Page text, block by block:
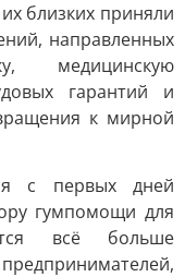
близких приняли
направленных
медицинскую
гарантий и
к мирной
с первых дней
гумпомощи для
всё больше